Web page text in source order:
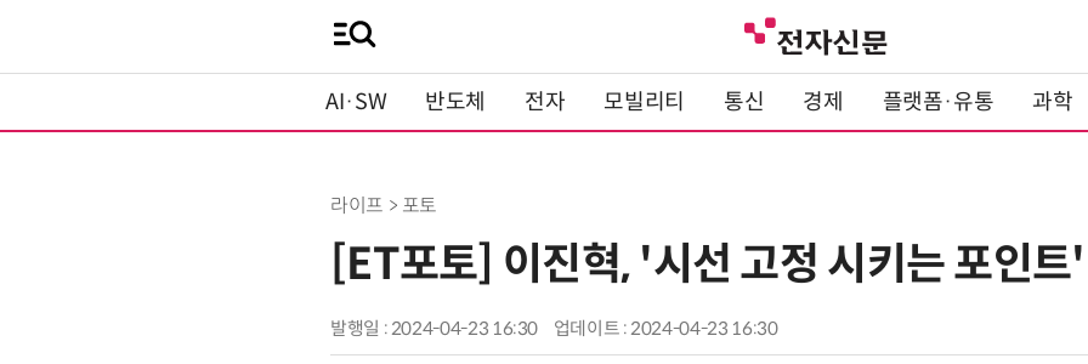
AI·SW 반도체 전자 모빌리티 통신 경제 플랫폼·유통 과학
라이프 > 포토
[ET포토] 이진혁, '시선 고정 시키는 포인트'
발행일 : 2024-04-23 16:30 업데이트 : 2024-04-23 16:30